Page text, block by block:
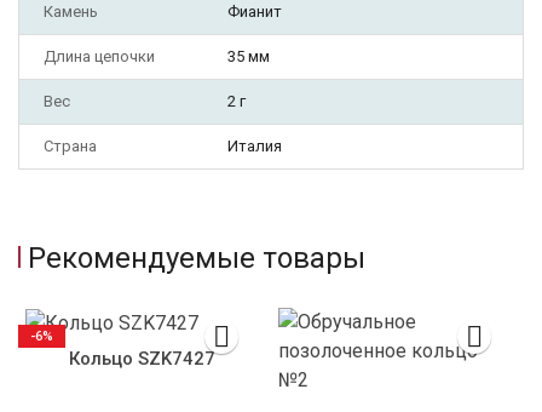
Камень Фианит
Длина цепочки 35 мм
Вес 2 г
Страна Италия
Рекомендуемые товары
Кольцо SZK7427
-6%